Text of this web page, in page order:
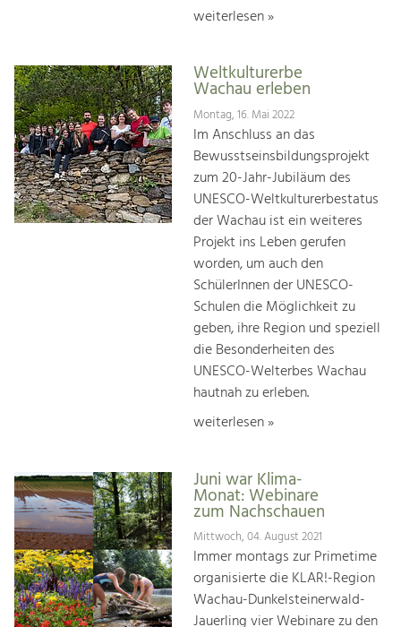
weiterlesen »
Weltkulturerbe
Wachau erleben
Montag, 16. Mai 2022
Im Anschluss an das
Bewusstseinsbildungsprojekt
zum 20-Jahr-Jubiläum des
UNESCO-Weltkulturerbestatus
der Wachau ist ein weiteres
Projekt ins Leben gerufen
worden, um auch den
SchülerInnen der UNESCO-
Schulen die Möglichkeit zu
geben, ihre Region und speziell
die Besonderheiten des
UNESCO-Welterbes Wachau
hautnah zu erleben.
weiterlesen »
Juni war Klima-
Monat: Webinare
zum Nachschauen
Mittwoch, 04. August 2021
Immer montags zur Primetime
organisierte die KLAR!-Region
Wachau-Dunkelsteinerwald-
Jauerling vier Webinare zu den